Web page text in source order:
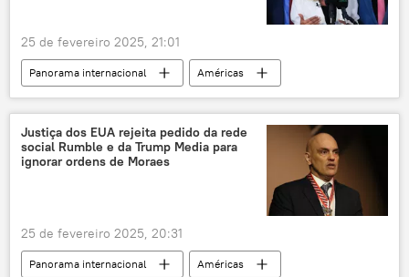
25 de fevereiro 2025, 21:01
Panorama internacional
Américas
Hugo Motta
Republicanos
Câmara dos Deputados
Proposta de Emenda à Constituição (PEC)
Justiça dos EUA rejeita pedido da rede
social Rumble e da Trump Media para
ignorar ordens de Moraes
25 de fevereiro 2025, 20:31
Panorama internacional
Américas